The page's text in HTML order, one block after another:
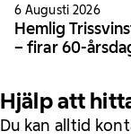
6 Augusti 2026
Hemlig
– firar 60-
Hjälp att
Du kan alltid